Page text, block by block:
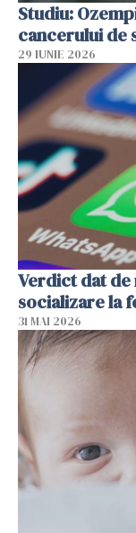
Studiu:
cancerului de
29 IUNIE 2026
Verdict dat
socializare la
31 MAI 2026